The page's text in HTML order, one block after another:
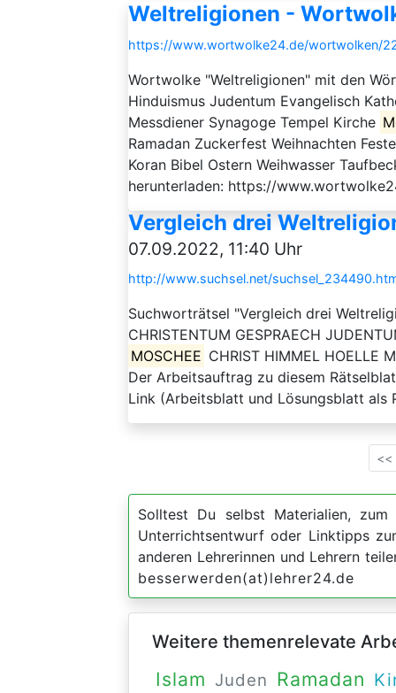
Weltreligionen -
https://www.wortwolke24.de/wortwolken/
Wortwolke "Weltreligionen" mit den
Hinduismus Judentum Evangelisch
Messdiener Synagoge Tempel Kirche
Ramadan Zuckerfest Weihnachten
Koran Bibel Ostern Weihwasser
herunterladen: https://
Vergleich drei
07.09.2022, 11:40 Uhr
http://www.suchsel.net/
Suchworträtsel "Vergleich drei
CHRISTENTUM GESPRAECH
MOSCHEE CHRIST HIMMEL HOELLE
Der Arbeitsauftrag zu diesem
Link (Arbeitsblatt und Lösungsblatt als
<<
Solltest Du selbst Materialien,
Unterrichtsentwurf oder Linktipps
anderen Lehrerinnen und Lehrern
besserwerden(at)lehrer24.de
Weitere themenrelevate
Islam Juden Ramadan